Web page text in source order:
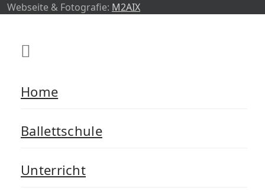
Webseite & Fotografie: M2AIX
Home
Ballettschule
Unterricht